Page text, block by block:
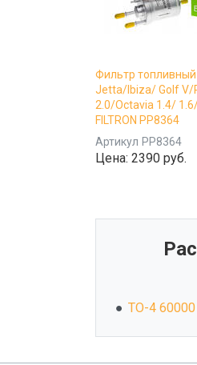
Фильтр топливный
Jetta/Ibiza/ Golf V/
2.0/Octavia 1.4/
FILTRON PP8364
Артикул PP8364
Цена: 2390 руб.
ТО-4 60000